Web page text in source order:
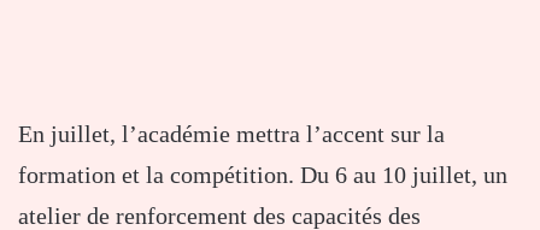
En juillet, l’académie mettra l’accent sur la
formation et la compétition. Du 6 au 10 juillet, un
atelier de renforcement des capacités des